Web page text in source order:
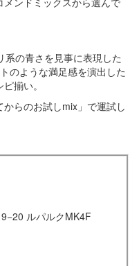
の青さを見事に表現した
のような満足感を演出した
揃い。
らのお試しmix」で運試し
ルパルクMK4F